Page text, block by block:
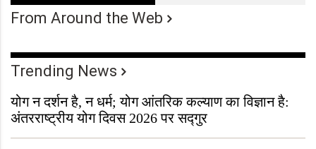
From Around the Web
Trending News
योग न दर्शन है, न धर्म; योग आंतरिक कल्याण का विज्ञान है:
अंतरराष्ट्रीय योग दिवस 2026 पर सद्गुर